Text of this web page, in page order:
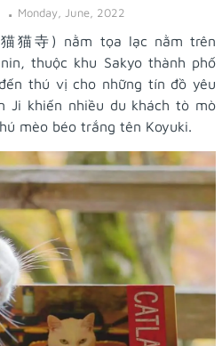
Monday, June, 2022
猫寺) nằm tọa lạc nằm trên
thuộc khu Sakyo thành phố
thú vị cho những tín đồ yêu
Ji khiến nhiều du khách tò mò
mèo béo trắng tên Koyuki.